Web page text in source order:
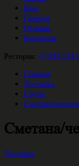
Блог
Галерея
Отзывы
Контакты
Ресторан: +7 936 214-
Главная
Доставка
Соусы
Сметана/
Сметана/
Доставка